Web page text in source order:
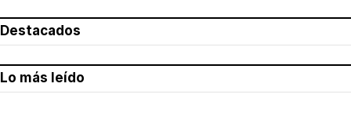
Destacados
Lo más leído